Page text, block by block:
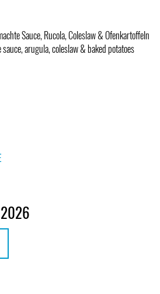
Sauce, Rucola, Coleslaw & Ofenkartoffeln
arugula, coleslaw & baked potatoes